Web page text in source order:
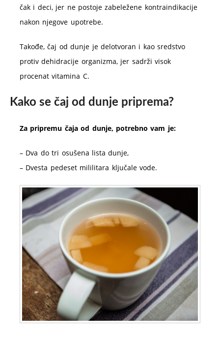
čak i deci, jer ne postoje zabeležene kontraindikacije
nakon njegove upotrebe.
Takođe, čaj od dunje je delotvoran i kao sredstvo
protiv dehidracije organizma, jer sadrži visok
procenat vitamina C.
Kako se čaj od dunje priprema?
Za pripremu čaja od dunje, potrebno vam je:
– Dva do tri osušena lista dunje,
– Dvesta pedeset mililitara ključale vode.